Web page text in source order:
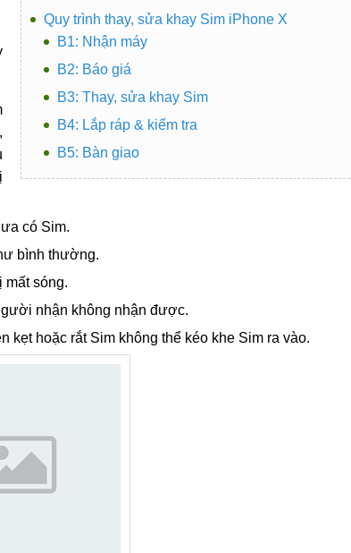
Quy trình thay, sửa khay Sim iPhone X
B1: Nhận máy
B2: Báo giá
B3: Thay, sửa khay Sim
B4: Lắp ráp & kiểm tra
B5: Bàn giao
có Sim.
bình thường.
mất sóng.
nhận không nhận được.
hoặc rắt Sim không thể kéo khe Sim ra vào.